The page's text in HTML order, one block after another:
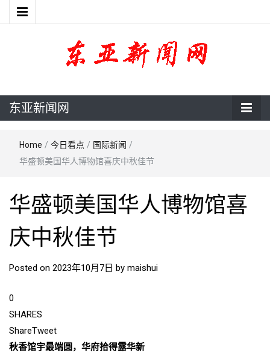
东亚新闻网
东亚新闻网
Home / 今日看点 / 国际新闻 /
华盛顿美国华人博物馆喜庆中秋佳节
华盛顿美国华人博物馆喜
庆中秋佳节
Posted on 2023年10月7日 by maishui
0
SHARES
ShareTweet
秋香馆宇最端圆，华府拾得露华新